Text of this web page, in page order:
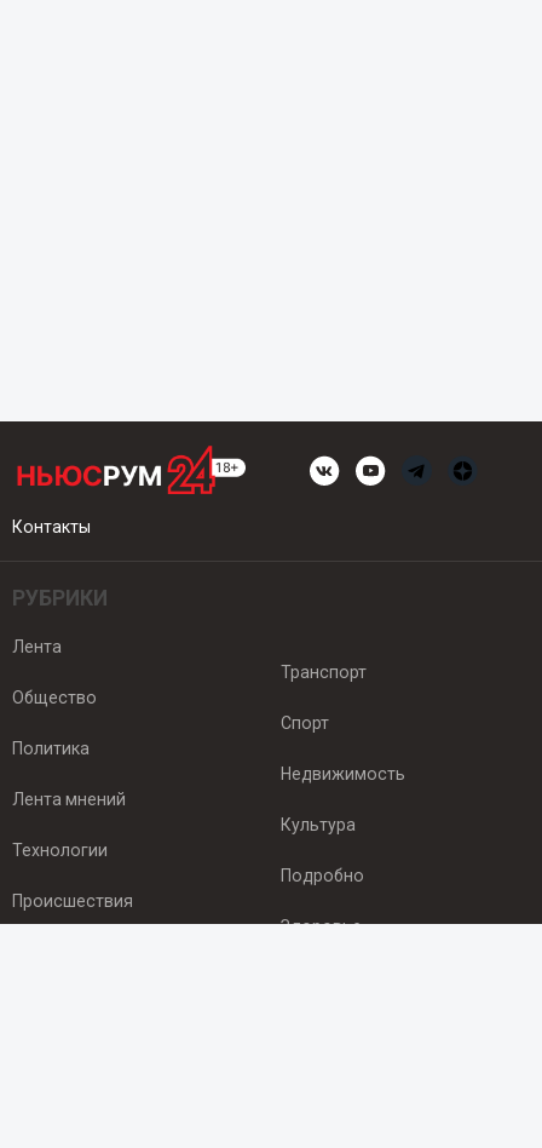
Контакты
РУБРИКИ
Лента
Общество
Политика
Лента мнений
Технологии
Происшествия
Транспорт
Спорт
Недвижимость
Культура
Подробно
Здоровье